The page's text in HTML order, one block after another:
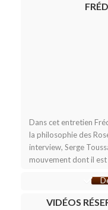
Dans cet entretien
la philosophie des
interview, Serge
mouvement dont il
VIDÉOS